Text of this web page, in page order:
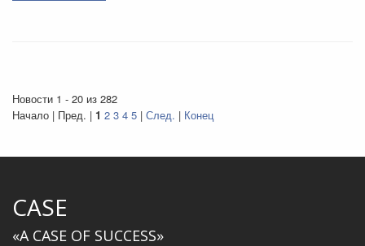
Новости 1 - 20 из 282
Начало | Пред. | 1 2 3 4 5 | След. | Конец
CASE
«A CASE OF SUCCESS»